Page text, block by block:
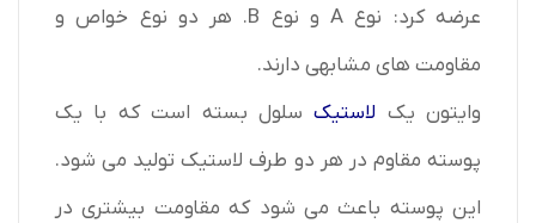
عرضه کرد: نوع A و نوع B. هر دو نوع خواص و
مقاومت های مشابهی دارند.
وایتون یک لاستیکسلول بسته است که با یک
پوسته مقاوم در هر دو طرف لاستیک تولید می شود.
این پوسته باعث می شود که مقاومت بیشتری در